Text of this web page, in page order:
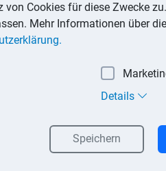
muss bei Beginn
in Konten zergliedert und
Seite mit der Aktiv-Seite der
Bestandskonten werden
Cookies für diese Zwecke
Mehr Informationen über
Details
Speichern